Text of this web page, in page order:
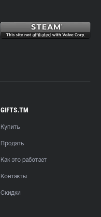
GIFTS.TM
Купить
Продать
Как это работает
Контакты
Скидки